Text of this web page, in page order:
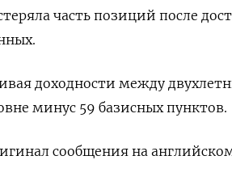
часть позиций после
доходности между
минус 59 базисных пунктов.
сообщения на